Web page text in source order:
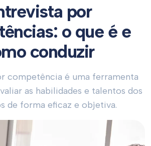
por
o que é e
conduzir
competência é uma ferramenta
as habilidades e talentos dos
de forma eficaz e objetiva.